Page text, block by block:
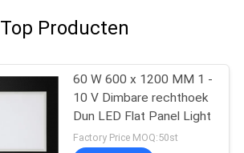
Top Producten
60 W 600 x 1200 MM 1 -
10 V Dimbare rechthoek
Dun LED Flat Panel Light
Factory Price MOQ:50st